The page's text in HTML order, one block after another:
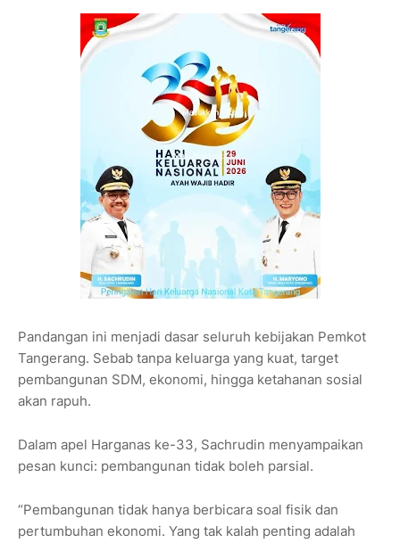
Pandangan ini menjadi dasar seluruh kebijakan Pemkot
Tangerang. Sebab tanpa keluarga yang kuat, target
pembangunan SDM, ekonomi, hingga ketahanan sosial
akan rapuh.
Dalam apel Harganas ke-33, Sachrudin menyampaikan
pesan kunci: pembangunan tidak boleh parsial.
“Pembangunan tidak hanya berbicara soal fisik dan
pertumbuhan ekonomi. Yang tak kalah penting adalah